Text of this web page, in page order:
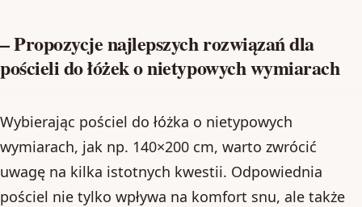
– Propozycje najlepszych rozwiązań dla
pościeli do łóżek o nietypowych wymiarach
Wybierając pościel do łóżka o nietypowych
wymiarach, jak np. 140×200 cm, warto zwrócić
uwagę na kilka istotnych kwestii. Odpowiednia
pościel nie tylko wpływa na komfort snu, ale także